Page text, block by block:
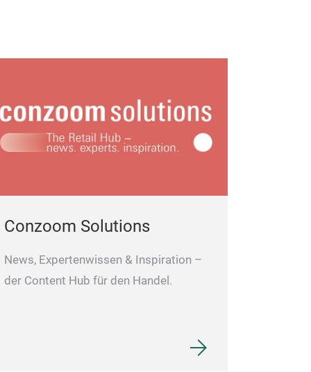
Conzoom Solutions
News, Expertenwissen & Inspiration –
der Content Hub für den Handel.